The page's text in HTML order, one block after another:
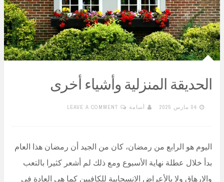
الحديقة المنزلية وأشياء أخرى
04 مارس 2025 أسامة LEAVE A COMMENT
اليوم هو الرابع من رمضان، كان من الجيد أن رمضان هذا العام
بدأ خلال عطلة نهاية الأسبوع ومع ذلك لم أشعر كثيرا بالتعب
والارهاق ولا بالأعراض الانسحابية للكافيين كما هي العادة في